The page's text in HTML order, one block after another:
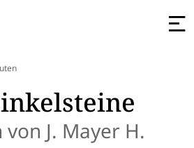
J. Mayer H.